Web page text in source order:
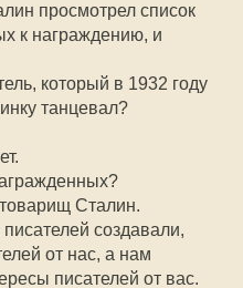
просмотрел список
к награждению, и
который в 1932 году
танцевал?
Сталин.
создавали,
от нас, а нам
писателей от вас.